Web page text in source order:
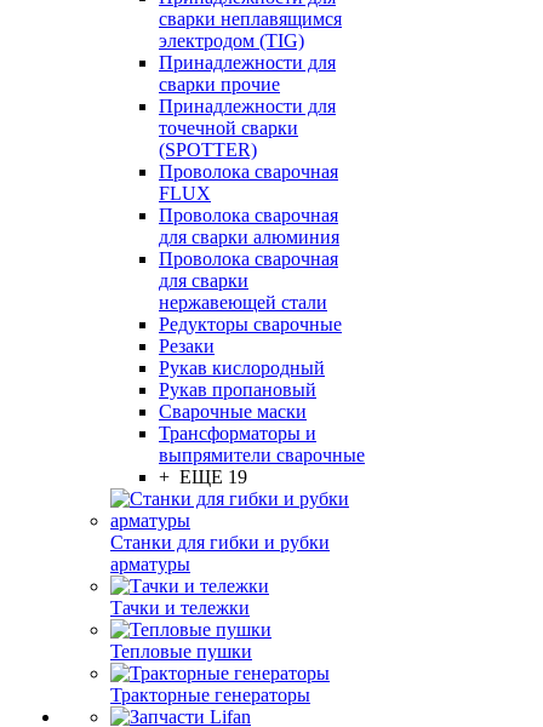
сварки неплавящимся
электродом (TIG)
Принадлежности для
сварки прочие
Принадлежности для
точечной сварки
(SPOTTER)
Проволока сварочная
FLUX
Проволока сварочная
для сварки алюминия
Проволока сварочная
для сварки
нержавеющей стали
Редукторы сварочные
Резаки
Рукав кислородный
Рукав пропановый
Сварочные маски
Трансформаторы и
выпрямители сварочные
+ ЕЩЕ 19
Станки для гибки и рубки
арматуры
Тачки и тележки
Тепловые пушки
Тракторные генераторы